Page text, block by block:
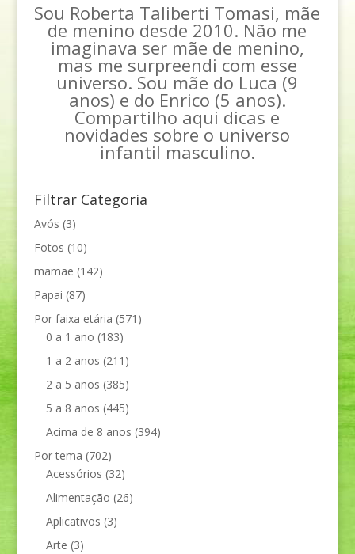
Sou Roberta Taliberti Tomasi, mãe
de menino desde 2010. Não me
imaginava ser mãe de menino,
mas me surpreendi com esse
universo. Sou mãe do Luca (9
anos) e do Enrico (5 anos).
Compartilho aqui dicas e
novidades sobre o universo
infantil masculino.
Filtrar Categoria
Avós (3)
Fotos (10)
mamãe (142)
Papai (87)
Por faixa etária (571)
0 a 1 ano (183)
1 a 2 anos (211)
2 a 5 anos (385)
5 a 8 anos (445)
Acima de 8 anos (394)
Por tema (702)
Acessórios (32)
Alimentação (26)
Aplicativos (3)
Arte (3)